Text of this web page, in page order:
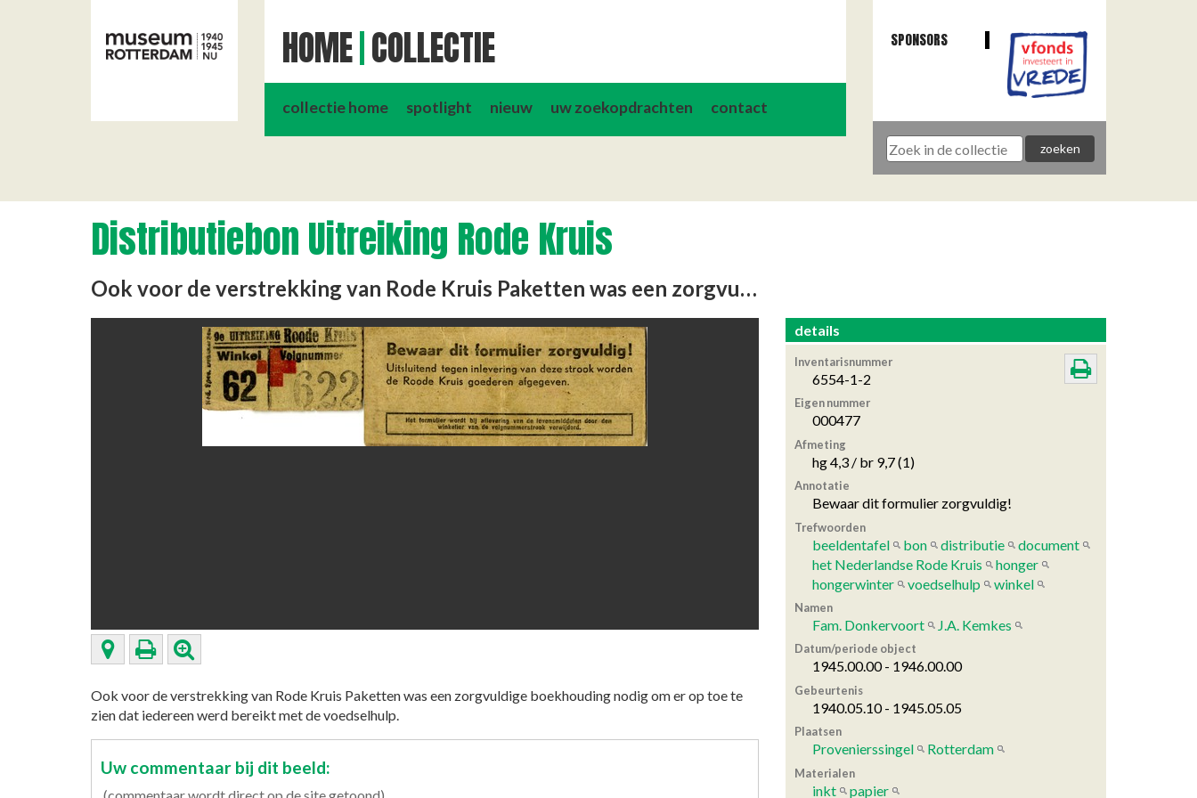
HOME COLLECTIE
collectie home spotlight nieuw uw zoekopdrachten contact
SPONSORS
Distributiebon Uitreiking Rode Kruis
Ook voor de verstrekking van Rode Kruis Paketten was een zorgvuldige boekhouding nodig om er op toe te zien dat …
Ook voor de verstrekking van Rode Kruis Paketten was een zorgvuldige boekhouding nodig om er op toe te
zien dat iedereen werd bereikt met de voedselhulp.
Uw commentaar bij dit beeld:
details
Inventarisnummer
6554-1-2
Eigen nummer
000477
Afmeting
hg 4,3 / br 9,7 (1)
Annotatie
Bewaar dit formulier zorgvuldig!
Trefwoorden
beeldentafel bon distributie
document
het Nederlandse Rode Kruis
honger
hongerwinter
voedselhulp winkel
Namen
Fam. Donkervoort J.A. Kemkes
Datum/periode object
1945.00.00 - 1946.00.00
Gebeurtenis
1940.05.10 - 1945.05.05
Plaatsen
Provenierssingel Rotterdam
Materialen
inkt papier